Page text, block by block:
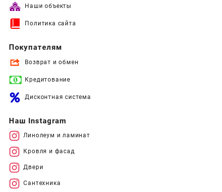
Наши объекты
Политика сайта
Покупателям
Возврат и обмен
Кредитование
Дисконтная система
Наш Instagram
Линолеум и ламинат
Кровля и фасад
Двери
Сантехника